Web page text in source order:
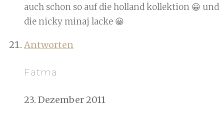
auch schon so auf die holland kollektion 😀 und
die nicky minaj lacke 😀
Antworten
Fatma
23. Dezember 2011